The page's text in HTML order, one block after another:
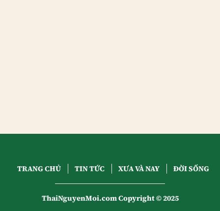
TRANG CHỦ TIN TỨC XƯA VÀ NAY ĐỜI SỐNG
ThaiNguyenMoi.com Copyright © 2025